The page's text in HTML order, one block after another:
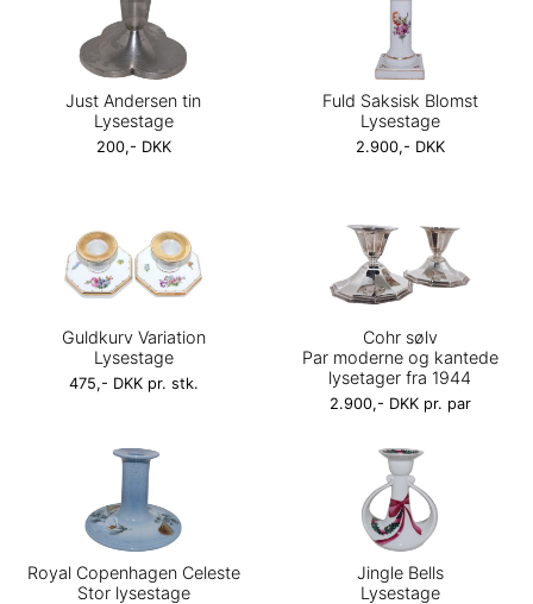
Just Andersen tin
Lysestage
200,- DKK
Fuld Saksisk Blomst
Lysestage
2.900,- DKK
Guldkurv Variation
Lysestage
475,- DKK pr. stk.
Cohr sølv
Par moderne og kantede
lysetager fra 1944
2.900,- DKK pr. par
Royal Copenhagen Celeste
Stor lysestage
Jingle Bells
Lysestage